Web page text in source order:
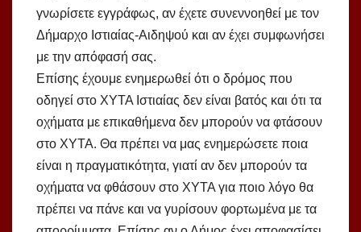
γνωρίσετε εγγράφως, αν έχετε συνεννοηθεί με τον
Δήμαρχο Ιστιαίας-Αιδηψού και αν έχει συμφωνήσει
με την απόφασή σας.
Επίσης έχουμε ενημερωθεί ότι ο δρόμος που
οδηγεί στο ΧΥΤΑ Ιστιαίας δεν είναι βατός και ότι τα
οχήματα με επικαθήμενα δεν μπορούν να φτάσουν
στο ΧΥΤΑ. Θα πρέπει να μας ενημερώσετε ποια
είναι η πραγματικότητα, γιατί αν δεν μπορούν τα
οχήματα να φθάσουν στο ΧΥΤΑ για ποιο λόγο θα
πρέπει να πάνε και να γυρίσουν φορτωμένα με τα